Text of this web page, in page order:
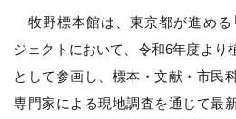
牧野標本館は、東京都が進める
ジェクトにおいて、令和6年度より
として参画し、標本・文献・市民
専門家による現地調査を通じて最